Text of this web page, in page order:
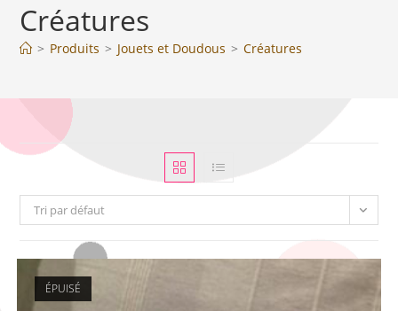
Créatures
> Produits > Jouets et Doudous > Créatures
Tri par défaut
ÉPUISÉ